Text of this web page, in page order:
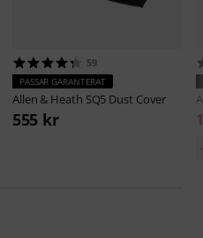
59
PASSAR GARANTERAT
Allen & Heath SQ5 Dust Cover
555 kr